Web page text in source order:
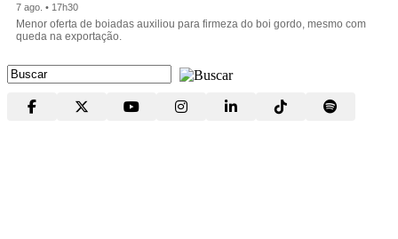
7 ago. • 17h30
Menor oferta de boiadas auxiliou para firmeza do boi gordo, mesmo com
queda na exportação.